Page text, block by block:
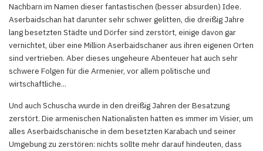
Nachbarn im Namen dieser fantastischen (besser absurden) Idee.
Aserbaidschan hat darunter sehr schwer gelitten, die dreißig Jahre
lang besetzten Städte und Dörfer sind zerstört, einige davon gar
vernichtet, über eine Million Aserbaidschaner aus ihren eigenen Orten
sind vertrieben. Aber dieses ungeheure Abenteuer hat auch sehr
schwere Folgen für die Armenier, vor allem politische und
wirtschaftliche...
Und auch Schuscha wurde in den dreißig Jahren der Besatzung
zerstört. Die armenischen Nationalisten hatten es immer im Visier, um
alles Aserbaidschanische in dem besetzten Karabach und seiner
Umgebung zu zerstören: nichts sollte mehr darauf hindeuten, dass